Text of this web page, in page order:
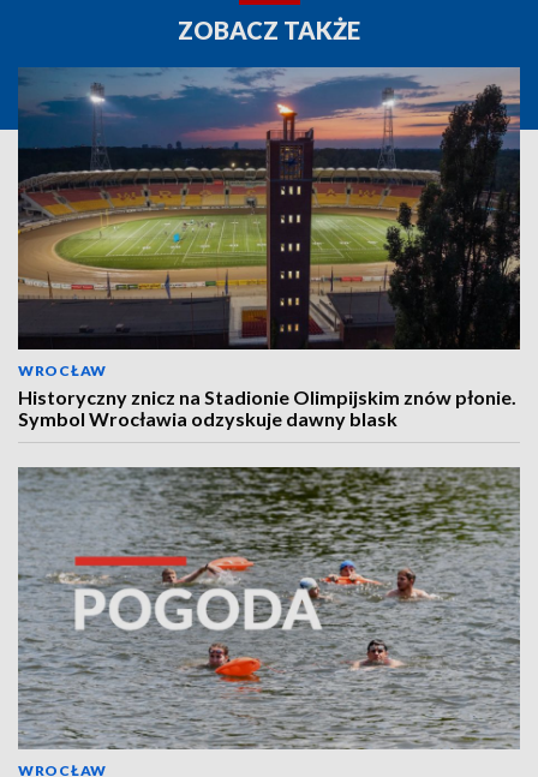
ZOBACZ TAKŻE
WROCŁAW
Historyczny znicz na Stadionie Olimpijskim znów płonie.
Symbol Wrocławia odzyskuje dawny blask
WROCŁAW